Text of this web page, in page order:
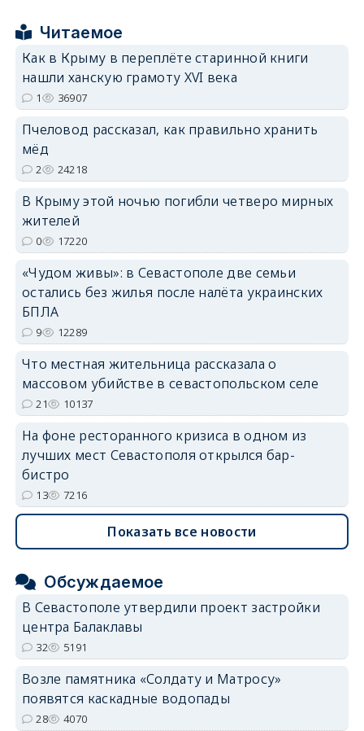
erid: 2SDnjdPjgYS
Читаемое
Как в Крыму в переплёте старинной книги
нашли ханскую грамоту XVI века
1 36907
Пчеловод рассказал, как правильно хранить
мёд
2 24218
В Крыму этой ночью погибли четверо мирных
жителей
0 17220
«Чудом живы»: в Севастополе две семьи
остались без жилья после налёта украинских
БПЛА
9 12289
Что местная жительница рассказала о
массовом убийстве в севастопольском селе
21 10137
На фоне ресторанного кризиса в одном из
лучших мест Севастополя открылся бар-
бистро
13 7216
Показать все новости
Обсуждаемое
В Севастополе утвердили проект застройки
центра Балаклавы
32 5191
Возле памятника «Солдату и Матросу»
появятся каскадные водопады
28 4070